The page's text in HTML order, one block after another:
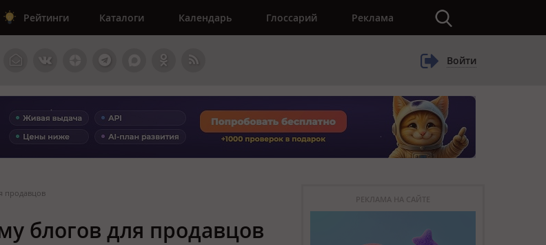
Рейтинги Каталоги Календарь Глоссарий Реклама
Войти
продавцов
блогов для продавцов
РЕКЛАМА НА САЙТЕ